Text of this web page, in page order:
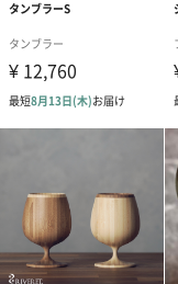
ンで梱包しております
『SENREN』
SENRENの商品は、
の手法を用いて『窒
輝きを保つ金属製品
また、漢字では『千
ーティング試験を行っ